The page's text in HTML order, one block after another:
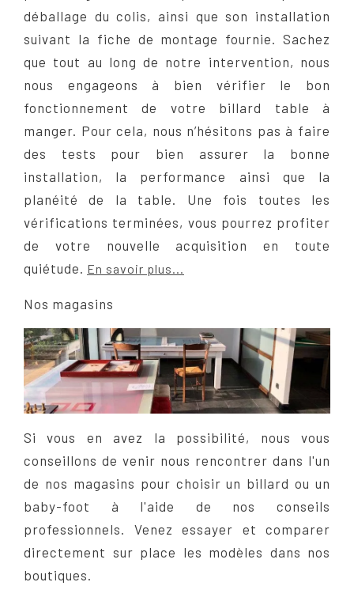
déballage du colis, ainsi que son installation
suivant la fiche de montage fournie. Sachez
que tout au long de notre intervention, nous
nous engageons à bien vérifier le bon
fonctionnement de votre billard table à
manger. Pour cela, nous n’hésitons pas à faire
des tests pour bien assurer la bonne
installation, la performance ainsi que la
planéité de la table. Une fois toutes les
vérifications terminées, vous pourrez profiter
de votre nouvelle acquisition en toute
quiétude. En savoir plus...
Nos magasins
Si vous en avez la possibilité, nous vous
conseillons de venir nous rencontrer dans l'un
de nos magasins pour choisir un billard ou un
baby-foot à l'aide de nos conseils
professionnels. Venez essayer et comparer
directement sur place les modèles dans nos
boutiques.